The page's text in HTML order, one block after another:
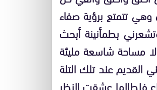
تتمتع برؤية صفاء
بطمأنينة أبحث
مساحة شاسعة مليئة
القديم عند تلك التلة
فلطالما عشقت النظر